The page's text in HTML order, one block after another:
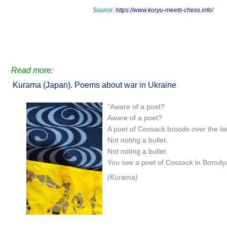
Source: https://www.koryu-meets-chess.info/
Read more:
Kurama (Japan). Poems about war in Ukraine
"Aware of a poet?
Aware of a poet?
A poet of Cossack broods over the
Not noting a bullet.
Not noting a bullet.
You see a poet of Cossack in
(Kurama)